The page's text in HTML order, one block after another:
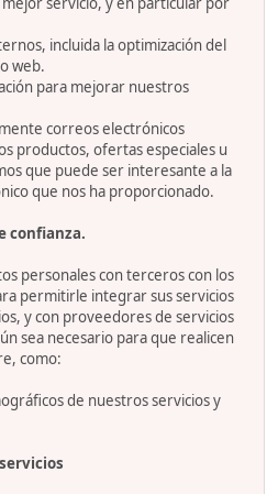
incluida la optimización del
web.
para mejorar nuestros
correos electrónicos
productos, ofertas especiales u
que puede ser interesante a la
que nos ha proporcionado.
confianza.
personales con terceros con los
permitirle integrar sus servicios
y con proveedores de servicios
sea necesario para que realicen
como:
de nuestros servicios y